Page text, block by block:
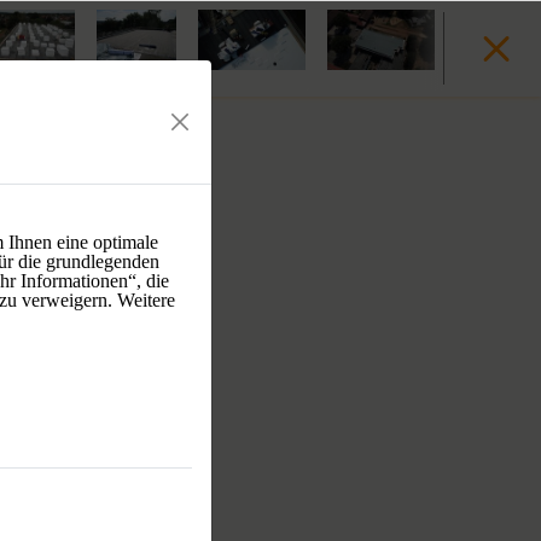
Ihnen eine optimale
die grundlegenden
Informationen“, die
verweigern. Weitere